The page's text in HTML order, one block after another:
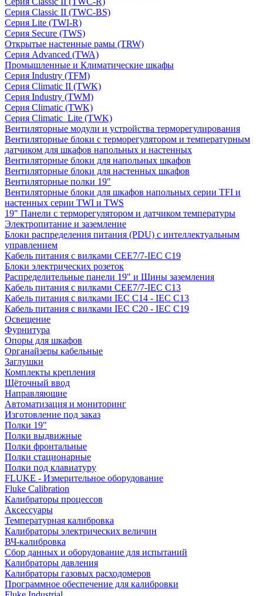
Серия Classic II (TWC-BS)
Серия Lite (TWI-R)
Серия Secure (TWS)
Открытые настенные рамы (TRW)
Серия Advanced (TWA)
Промышленные и Климатические шкафы
Серия Industry (TFM)
Серия Climatic II (TWK)
Серия Industry (TWM)
Серия Climatic (TWK)
Серия Climatic_Lite (TWK)
Вентиляторные модули и устройства терморегулирования
Вентиляторные блоки с терморегулятором и температурным
датчиком для шкафов напольных и настенных
Вентиляторные блоки для напольных шкафов
Вентиляторные блоки для настенных шкафов
Вентиляторные полки 19"
Вентиляторные блоки для шкафов напольных серии TFI и
настенных серии TWI и TWS
19" Панели с терморегулятором и датчиком температуры
Электропитание и заземление
Блоки распределения питания (PDU) с интеллектуальным
управлением
Кабель питания с вилками CEE7/7-IEC C19
Блоки электрических розеток
Распределительные панели 19" и Шины заземления
Кабель питания с вилками CEE7/7-IEC C13
Кабель питания с вилками IEC C14 - IEC C13
Кабель питания с вилками IEC C20 - IEC C19
Освещение
Фурнитура
Опоры для шкафов
Органайзеры кабельные
Заглушки
Комплекты крепления
Щёточный ввод
Направляющие
Автоматизация и мониторинг
Изготовление под заказ
Полки 19"
Полки выдвижные
Полки фронтальные
Полки стационарные
Полки под клавиатуру
FLUKE - Измерительное оборудование
Fluke Calibration
Калибраторы процессов
Аксессуары
Температурная калибровка
Калибраторы электрических величин
ВЧ-калибровка
Сбор данных и оборудование для испытаний
Калибраторы давления
Калибраторы газовых расходомеров
Программное обеспечение для калибровки